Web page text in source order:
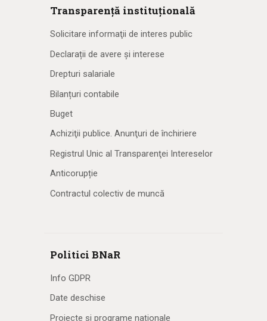
Transparență instituțională
Solicitare informaţii de interes public
Declarații de avere și interese
Drepturi salariale
Bilanțuri contabile
Buget
Achiziţii publice. Anunţuri de închiriere
Registrul Unic al Transparenţei Intereselor
Anticorupție
Contractul colectiv de muncă
Politici BNaR
Info GDPR
Date deschise
Proiecte și programe naționale